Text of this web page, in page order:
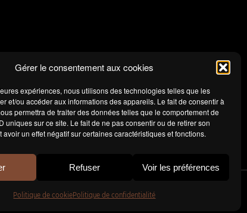
Gérer le consentement aux cookies
expériences, nous utilisons des technologies telles que les
et/ou accéder aux informations des appareils. Le fait de consentir à
permettra de traiter des données telles que le comportement de
uniques sur ce site. Le fait de ne pas consentir ou de retirer son
avoir un effet négatif sur certaines caractéristiques et fonctions.
Refuser Voir les préférences
Politique de cookiePolitique de confidentialité